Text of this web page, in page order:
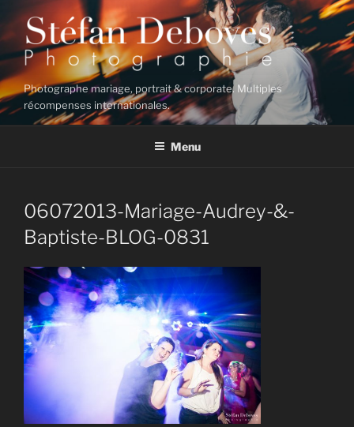
au
contenu
principal
Photographe mariage, portrait & corporate. Multiples
récompenses internationales.
Menu
06072013-Mariage-Audrey-&-
Baptiste-BLOG-0831